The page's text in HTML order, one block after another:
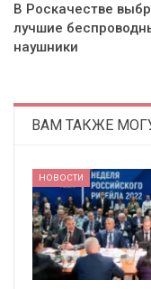
В Роскачестве
лучшие
наушники
ВАМ ТАКЖЕ
НОВОСТИ